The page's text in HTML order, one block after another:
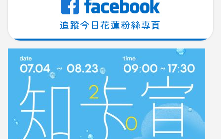
追蹤今日花蓮粉絲專頁